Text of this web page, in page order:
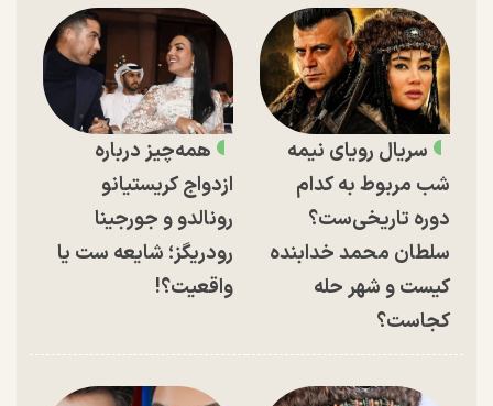
سریال رویای نیمه
شب مربوط به کدام
دوره تاریخی‌ست؟
سلطان محمد خدابنده
کیست و شهر حله
کجاست؟
همه‌چیز درباره
ازدواج کریستیانو
رونالدو و جورجینا
رودریگز؛ شایعه ست یا
واقعیت؟!